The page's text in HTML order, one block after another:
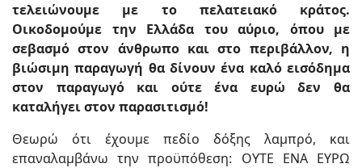
τελειώνουμε με το πελατειακό κράτος.
Οικοδομούμε την Ελλάδα του αύριο, όπου με
σεβασμό στον άνθρωπο και στο περιβάλλον, η
βιώσιμη παραγωγή θα δίνουν ένα καλό εισόδημα
στον παραγωγό και ούτε ένα ευρώ δεν θα
καταλήγει στον παρασιτισμό!
Θεωρώ ότι έχουμε πεδίο δόξης λαμπρό, και
επαναλαμβάνω την προϋπόθεση: ΟΥΤΕ ΕΝΑ ΕΥΡΩ